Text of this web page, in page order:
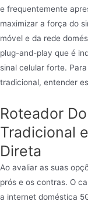
e frequentemente
maximizar a força do
móvel e da rede
plug-and-play que é
sinal celular forte.
tradicional, entender
Roteador
Tradicional
Direta
Ao avaliar as suas
prós e os contras. O
a internet doméstica